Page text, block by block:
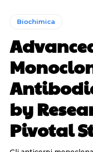
Biochimica
by
Pivotal